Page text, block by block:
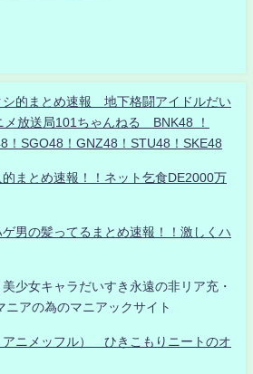
的まとめ速報 地下格闘アイドルだい
放送局101ちゃんねる BNK48 ！
！SGO48！GNZ48！STU48！SKE48
まとめ速報！！ネット乞食DE2000万
ゲ男の髪ってるまとめ速報！！激しくハ
少女キャラだいすき永遠の非リア充・
アの為のマニアックサイト
アニメッフル） ひきこもりニートのオ